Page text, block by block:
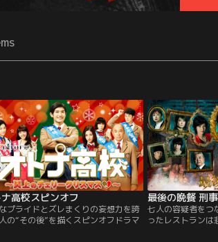
高校スピンオフ
プライドとズレまくりの妄想力を誇
の“その後”を描くスピンオフドラマ
七人の容疑者をつ
ったレストラン